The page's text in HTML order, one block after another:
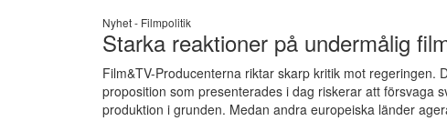
Nyhet - Filmpolitik
Starka reaktioner på undermålig
Film&TV-Producenterna riktar skarp kritik mot regeringen.
proposition som presenterades i dag riskerar att försvaga
produktion i grunden. Medan andra europeiska länder